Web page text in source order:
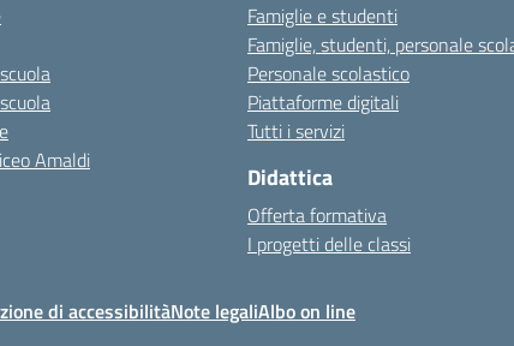
Amaldi
Famiglie e studenti
Famiglie, studenti, personale
Personale scolastico
Piattaforme digitali
Tutti i servizi
Didattica
Offerta formativa
I progetti delle classi
di accessibilitàNote legaliAlbo on line